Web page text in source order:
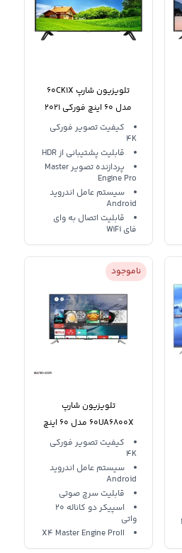
تلویزیون شارپ 60CK1X
مدل 60 اینچ فورکی 2021
کیفیت تصویر فورکی
4K
قابلیت پشتیبانی از HDR
پردازنده تصویر Master
Engine Pro
سیستم عامل اندروید
Android
قابلیت اتصال به وای
فای WiFi
ناموجود
تلویزیون شارپ
60UA6800X مدل 60 اینچ
هوشمند
کیفیت تصویر فورکی
4K
سیستم عامل اندروید
Android
قابلیت سرچ صوتی
اسپیکر دو کاناله 20
واتی
X4 Master Engine ProII